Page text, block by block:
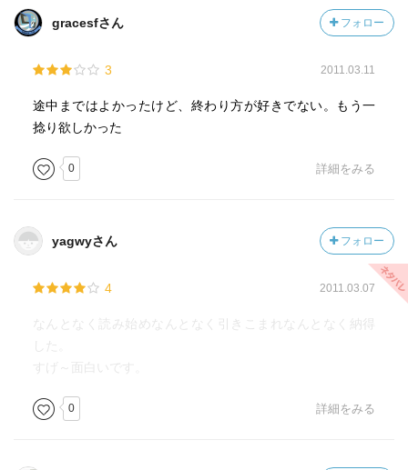
gracesfさん フォロー
3 2011.03.11
途中まではよかったけど、終わり方が好きでない。もう一
捻り欲しかった
0 詳細をみる
yagwyさん フォロー
4 2011.03.07
なんとなく読み始めなんとなく引きこまれなんとなく納得
した。
すげ～面白いです。
0 詳細をみる